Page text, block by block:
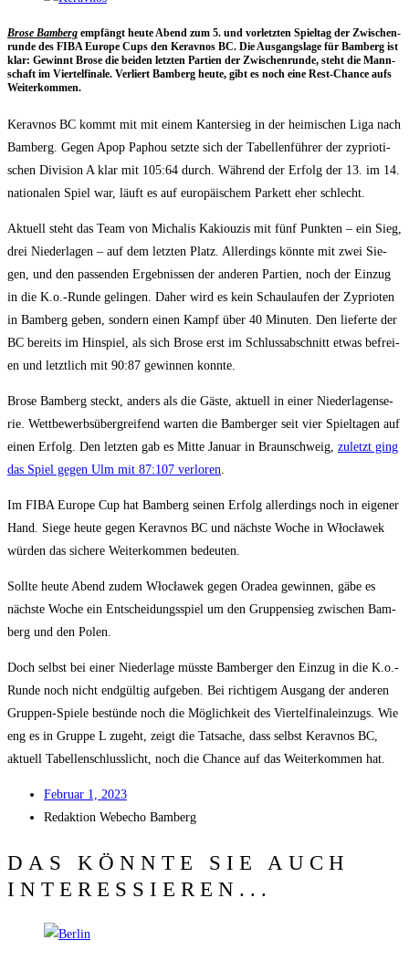
Bro­se Bam­berg emp­fängt heu­te Abend zum 5. und vor­letz­ten Spiel­tag der Zwi­schen­
run­de des FIBA Euro­pe Cups den Kerav­nos BC. Die Aus­gangs­la­ge für Bam­berg ist
klar: Gewinnt Bro­se die bei­den letz­ten Par­tien der Zwi­schen­run­de, steht die Mann­
schaft im Vier­tel­fi­na­le. Ver­liert Bam­berg heu­te, gibt es noch eine Rest-Chan­ce aufs
Weiterkommen.
Kerav­nos BC kommt mit mit einem Kan­ter­sieg in der hei­mi­schen Liga nach
Bam­berg. Gegen Apop Paphou setz­te sich der Tabel­len­füh­rer der zyprio­ti­
schen Divi­si­on A klar mit 105:64 durch. Wäh­rend der Erfolg der 13. im 14.
natio­na­len Spiel war, läuft es auf euro­päi­schem Par­kett eher schlecht.
Aktu­ell steht das Team von Mich­a­lis Kaki­ou­zis mit fünf Punk­ten – ein Sieg,
drei Nie­der­la­gen – auf dem letz­ten Platz. Aller­dings könn­te mit zwei Sie­
gen, und den pas­sen­den Ergeb­nis­sen der ande­ren Par­tien, noch der Ein­zug
in die K.o.-Runde gelin­gen. Daher wird es kein Schau­lau­fen der Zyprio­ten
in Bam­berg geben, son­dern einen Kampf über 40 Minu­ten. Den lie­fer­te der
BC bereits im Hin­spiel, als sich Bro­se erst im Schluss­ab­schnitt etwas befrei­
en und letzt­lich mit 90:87 gewin­nen konnte.
Bro­se Bam­berg steckt, anders als die Gäs­te, aktu­ell in einer Nie­der­la­gen­se­
rie. Wett­be­werbs­über­grei­fend war­ten die Bam­ber­ger seit vier Spiel­ta­gen auf
einen Erfolg. Den letz­ten gab es Mit­te Janu­ar in Braun­schweig, zuletzt ging
das Spiel gegen Ulm mit 87:107 ver­lo­ren
Im FIBA Euro­pe Cup hat Bam­berg sei­nen Erfolg aller­dings noch in eige­ner
Hand. Sie­ge heu­te gegen Kerav­nos BC und nächs­te Woche in Włocła­wek
wür­den das siche­re Wei­ter­kom­men bedeuten.
Soll­te heu­te Abend zudem Włocła­wek gegen Ora­dea gewin­nen, gäbe es
nächs­te Woche ein Ent­schei­dungs­spiel um den Grup­pen­sieg zwi­schen Bam­
berg und den Polen.
Doch selbst bei einer Nie­der­la­ge müss­te Bam­ber­ger den Ein­zug in die K.o.-
Runde noch nicht end­gül­tig auf­ge­ben. Bei rich­ti­gem Aus­gang der ande­ren
Grup­pen-Spie­le bestün­de noch die Mög­lich­keit des Vier­tel­fi­nal­ein­zugs. Wie
eng es in Grup­pe L zugeht, zeigt die Tat­sa­che, dass selbst Kerav­nos BC,
aktu­ell Tabel­len­schluss­licht, noch die Chan­ce auf das Wei­ter­kom­men hat.
Febru­ar 1, 2023
Redak­ti­on Web­echo Bamberg
DAS KÖNNTE SIE AUCH
INTERESSIEREN...